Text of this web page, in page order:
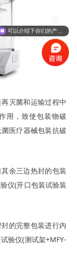
灭菌和运输过程中
用，致使包装物破
医疗器械包装抗破
余三边热封的包装
仪(开口包装试验装
的完整包装进行内
验仪(测试架+MFY-
可以介绍下你们的产品么